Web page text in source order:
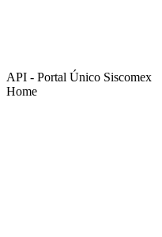
API - Portal Único Siscomex
Home